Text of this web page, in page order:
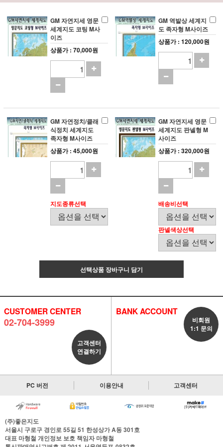
GM 자연지세 영문
세계지도 코팅 M사
이즈
상품가 : 70,000원
GM 역발상 세계지
도 족자형 M사이즈
상품가 : 120,000원
GM 자연정치/클래
식정치 세계지도
족자형 M사이즈
상품가 : 45,000원
지도종류선택
GM 자연지세 영문
세계지도 판넬형 M
사이즈
상품가 : 320,000원
배송비선택
판넬색상선택
선택상품 장바구니 담기
CUSTOMER CENTER
02-704-3999
고객센터
연결하기
BANK ACCOUNT
비회원
1:1 문의
PC 버전 이용안내 고객센터
(주)좋은지도
서울시 구로구 경인로 55길 51 한성상가 A동 301호
대표 마형철 개인정보 보호 책임자마형철